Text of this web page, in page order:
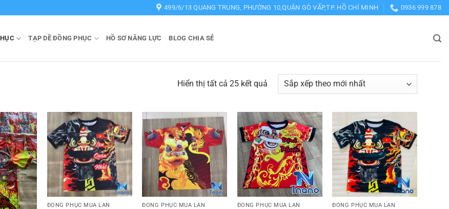
499/6/13 QUANG TRUNG, PHƯỜNG 10,QUẬN GÒ VẤP,TP. HỒ CHÍ MINH 0936 999 878
TẠP DỀ ĐỒNG PHỤC HỒ SƠ NĂNG LỰC BLOG CHIA SẺ
Hiển thị tất cả 25 kết quảĐã
sắp
theo
mới
nhất
ĐỒNG PHỤC MÚA LÂN ĐỒNG PHỤC MÚA LÂN ĐỒNG PHỤC MÚA LÂN ĐỒNG PHỤC MÚA LÂN